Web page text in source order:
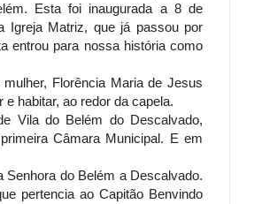
Esta foi inaugurada a 8 de
Igreja Matriz, que já passou por
entrou para nossa história como
Florência Maria de Jesus
habitar, ao redor da capela.
Vila do Belém do Descalvado,
Câmara Municipal. E em
do Belém a Descalvado.
pertencia ao Capitão Benvindo